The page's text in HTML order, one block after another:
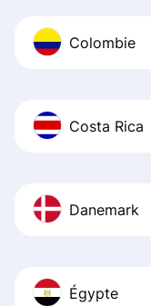
Colombie
Costa Rica
Danemark
Égypte